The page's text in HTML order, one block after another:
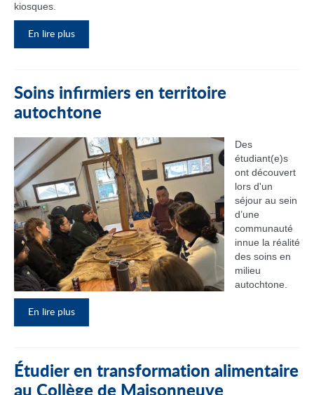
kiosques.
En lire plus
Soins infirmiers en territoire
autochtone
Des
étudiant(e)s
ont découvert
lors d'un
séjour au sein
d’une
communauté
innue la réalité
des soins en
milieu
autochtone.
En lire plus
Étudier en transformation alimentaire
au Collège de Maisonneuve